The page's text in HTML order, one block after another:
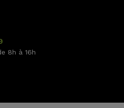
8h à 16h